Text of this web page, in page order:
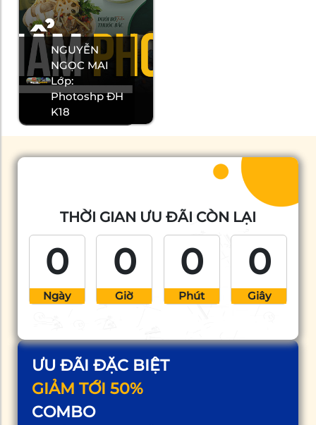
NGUYỄN
NGỌC MAI
Lớp:
Photoshp ĐH
K18
ƯU ĐÃI ĐẶC BIỆT
GIẢM TỚI 50%
COMBO
THỜI GIAN ƯU ĐÃI CÒN LẠI
0
Ngày
0
Giờ
0
Phút
0
Giây